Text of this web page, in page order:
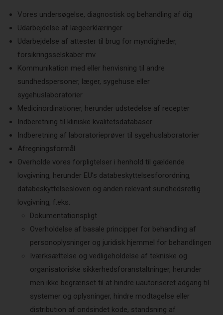
Vores undersøgelse, diagnostisk og behandling af dig
Udarbejdelse af lægeerklæringer
Udarbejdelse af attester til brug for myndigheder,
forsikringsselskaber mv.
Kommunikation med eller henvisning til andre
sundhedspersoner, læger, sygehuse eller
sygehuslaboratorier
Medicinordinationer, herunder udstedelse af recepter
Indberetning til kliniske kvalitetsdatabaser
Indberetning af laboratorieprøver til sygehuslaboratorier
Afregningsformål
Overholde vores forpligtelser i henhold til gældende
lovgivning, herunder EU’s databeskyttelsesforordning,
databeskyttelsesloven og anden relevant sundhedsretlig
lovgivning, f.eks.
Dokumentationspligt
Overholdelse af basale principper for behandling af
personoplysninger og juridisk hjemmel for behandlingen
Iværksættelse og vedligeholdelse af tekniske og
organisatoriske sikkerhedsforanstaltninger, herunder
men ikke begrænset til at hindre uautoriseret adgang til
systemer og oplysninger, hindre modtagelse eller
distribution af ondsindet kode, standsning af